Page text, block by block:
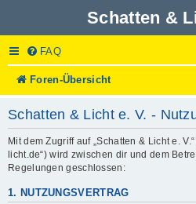
Schatten &
FAQ
Foren-Übersicht
Schatten & Licht e. V. -
Mit dem Zugriff auf „Schatten & Licht e.
licht.de“) wird zwischen dir und dem
Regelungen geschlossen:
1. NUTZUNGSVERTRAG